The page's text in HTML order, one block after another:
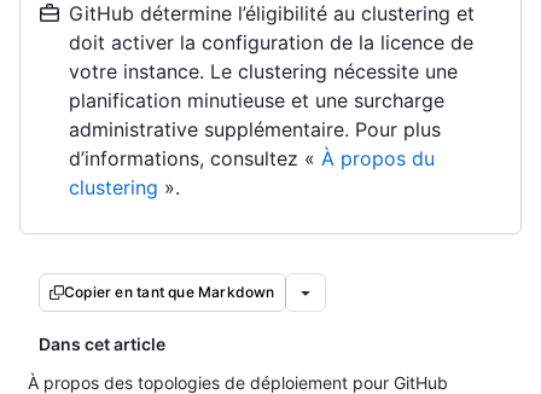
GitHub détermine l’éligibilité au clustering et
doit activer la configuration de la licence de
votre instance. Le clustering nécessite une
planification minutieuse et une surcharge
administrative supplémentaire. Pour plus
d’informations, consultez « À propos du
clustering ».
Copier en tant que Markdown
Dans cet article
À propos des topologies de déploiement pour GitHub